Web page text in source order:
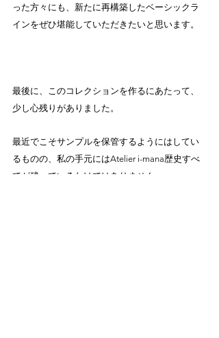
った方々にも、新たに再構築したベーシックラ
インをぜひ堪能していただきたいと思います。
最後に、このコレクションを作るにあたって、
少し心残りがありました。
最近でこそサンプルを保管するようにはしてい
るものの、私の手元にはAtelier i-mana歴史すべ
てが残っているわけではありません。